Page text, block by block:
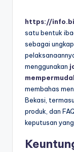
https://
satu bentuk
sebagai
menggunakan
membahas
Bekasi,
produk, dan
keputusan